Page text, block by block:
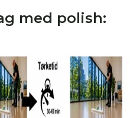
med polish: